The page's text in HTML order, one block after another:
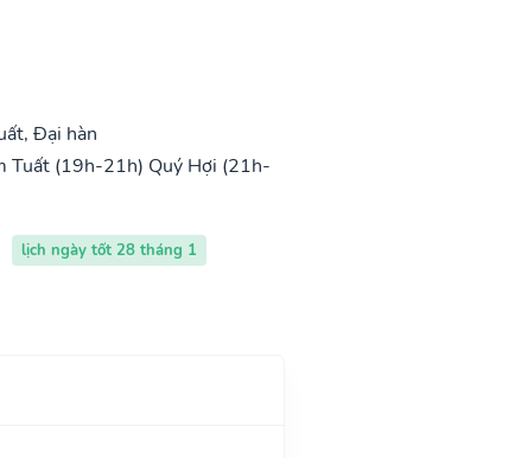
Đại hàn
Tuất (19h-21h) Quý Hợi (21h-
lịch ngày tốt 28 tháng 1